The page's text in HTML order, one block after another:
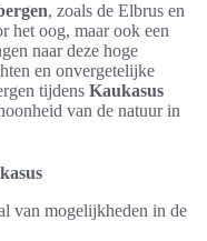
, zoals de Elbrus en
het oog, maar ook een
naar deze hoge
en onvergetelijke
tijdens Kaukasus
van de natuur in
van mogelijkheden in de